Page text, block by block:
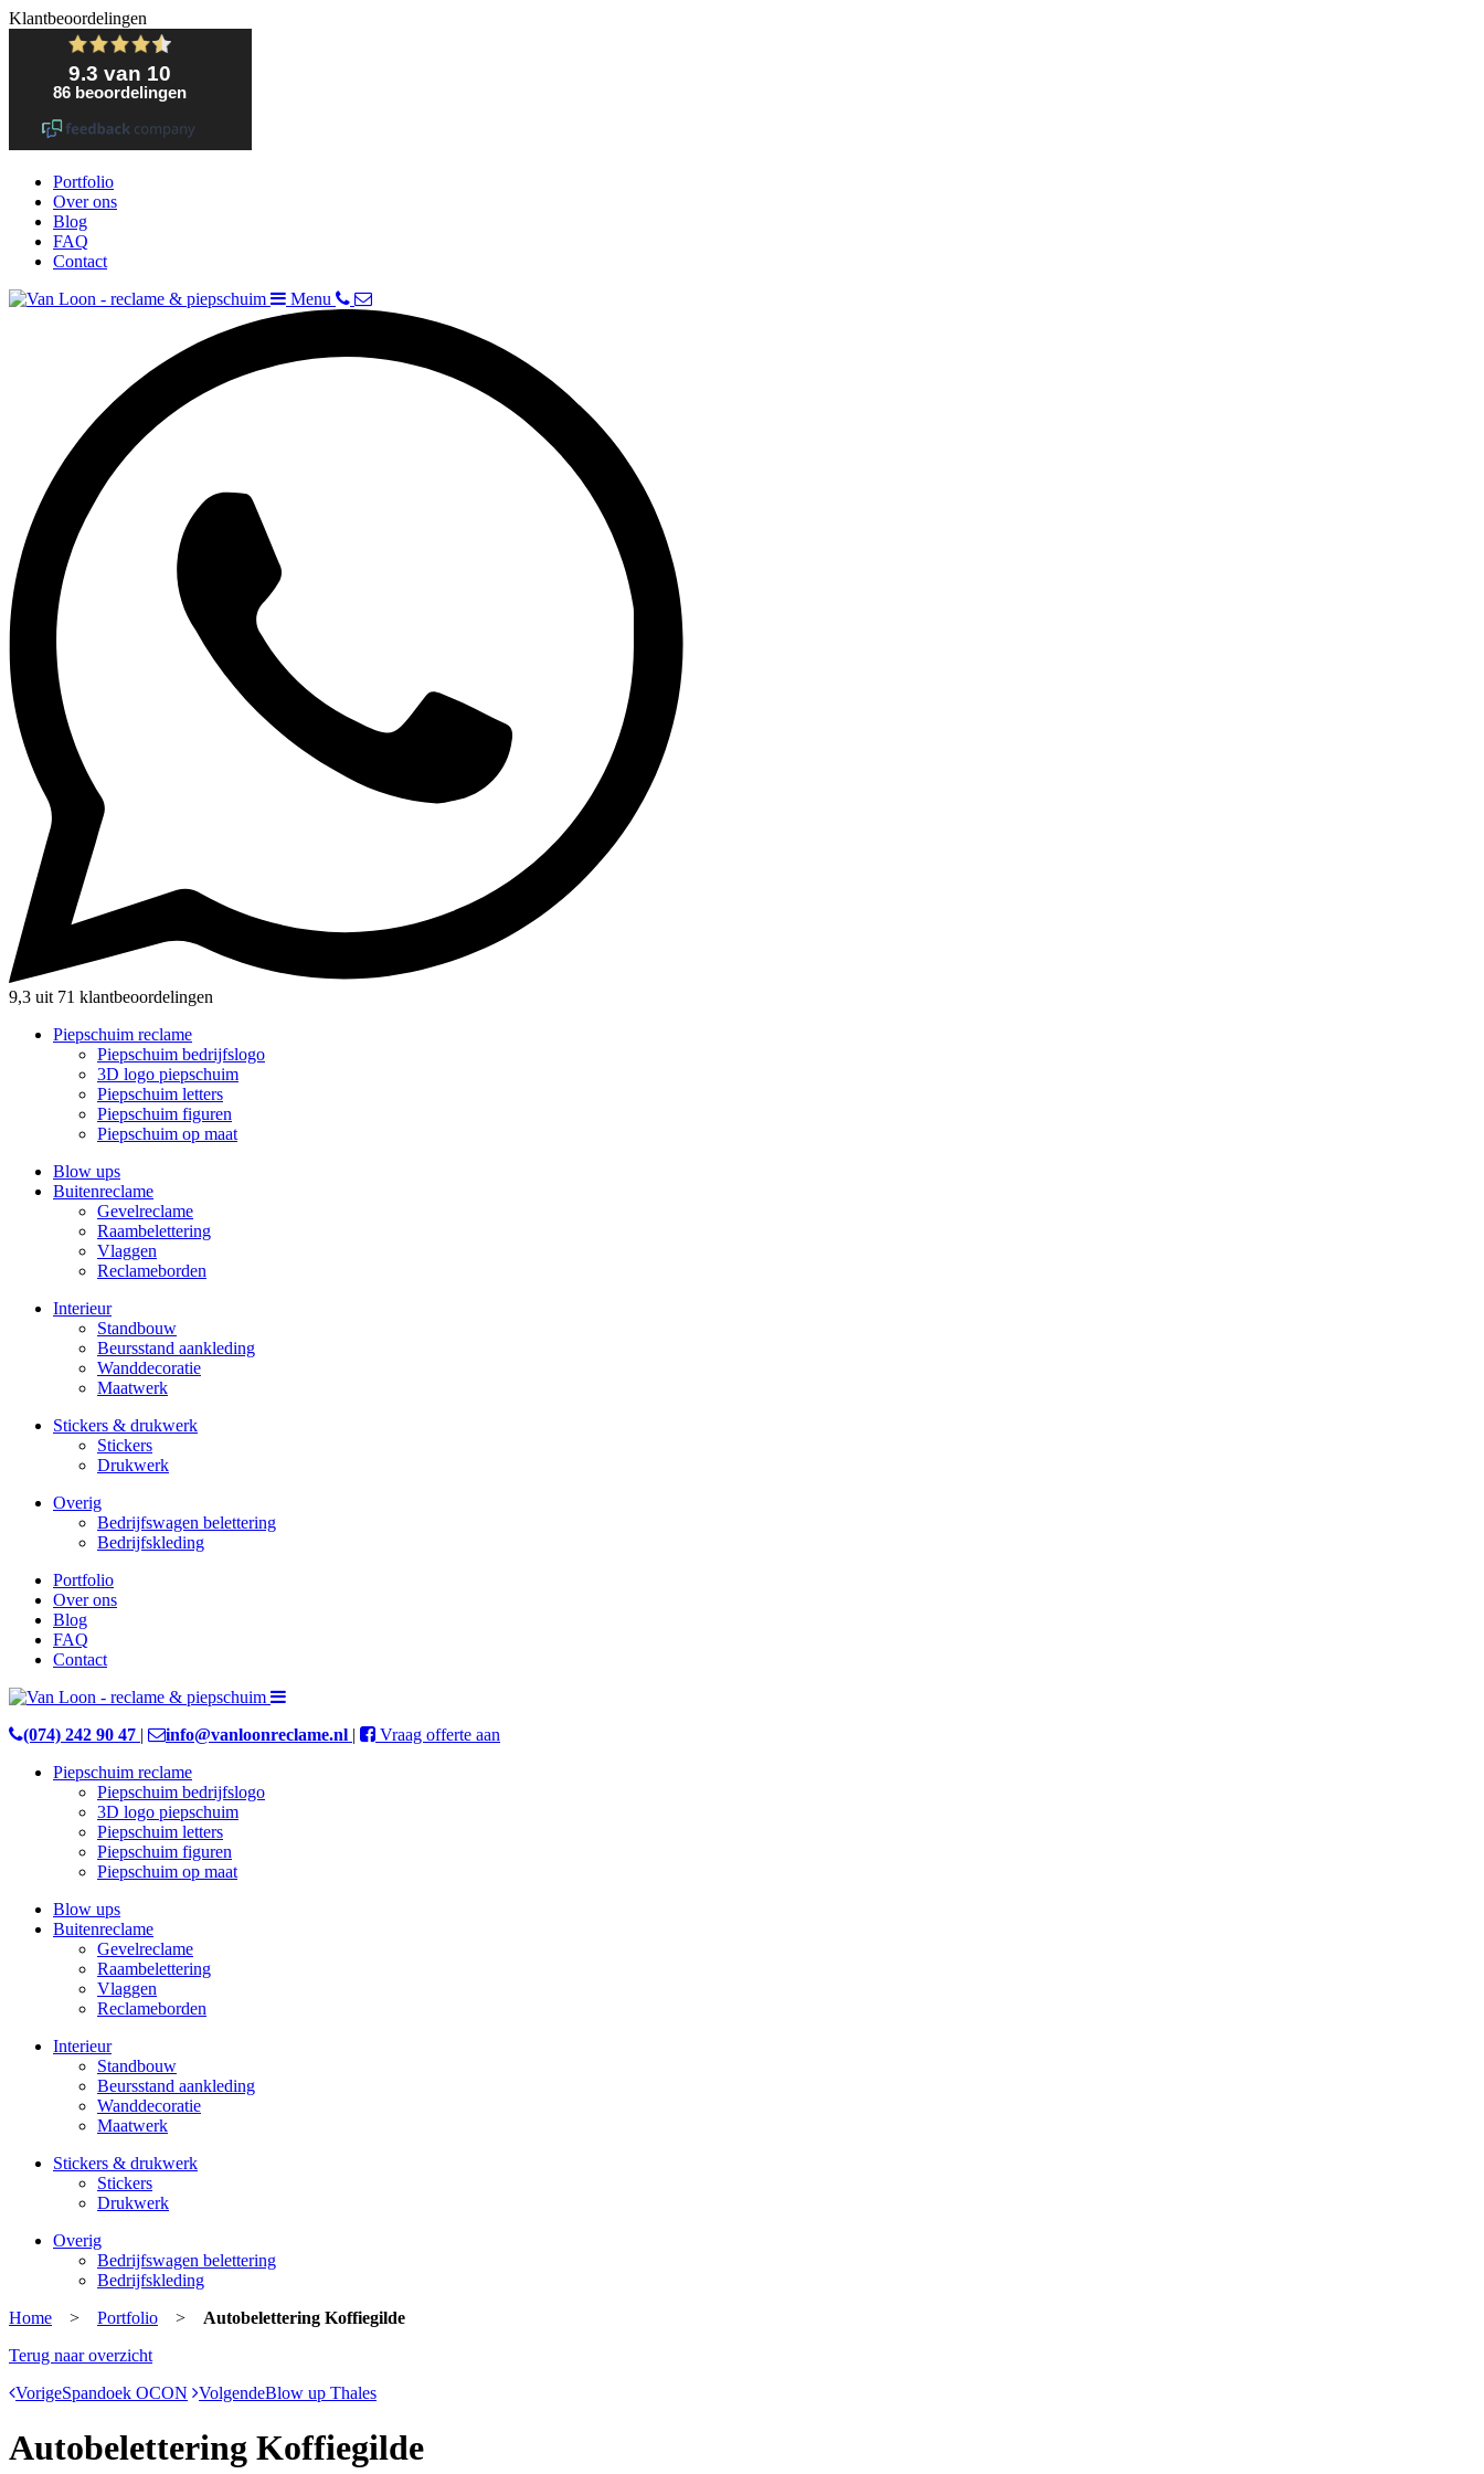
Klantbeoordelingen
Portfolio
Over ons
Blog
FAQ
Contact
Menu
9,3 uit 71 klantbeoordelingen
Piepschuim reclame
Piepschuim bedrijfslogo
3D logo piepschuim
Piepschuim letters
Piepschuim figuren
Piepschuim op maat
Blow ups
Buitenreclame
Gevelreclame
Raambelettering
Vlaggen
Reclameborden
Interieur
Standbouw
Beursstand aankleding
Wanddecoratie
Maatwerk
Stickers & drukwerk
Stickers
Drukwerk
Overig
Bedrijfswagen belettering
Bedrijfskleding
Portfolio
Over ons
Blog
FAQ
Contact
(074) 242 90 47 | info@vanloonreclame.nl |
Vraag offerte aan
Piepschuim reclame
Piepschuim bedrijfslogo
3D logo piepschuim
Piepschuim letters
Piepschuim figuren
Piepschuim op maat
Blow ups
Buitenreclame
Gevelreclame
Raambelettering
Vlaggen
Reclameborden
Interieur
Standbouw
Beursstand aankleding
Wanddecoratie
Maatwerk
Stickers & drukwerk
Stickers
Drukwerk
Overig
Bedrijfswagen belettering
Bedrijfskleding
Home > Portfolio > Autobelettering Koffiegilde
Terug naar overzicht
VorigeSpandoek OCON VolgendeBlow up Thales
Autobelettering Koffiegilde